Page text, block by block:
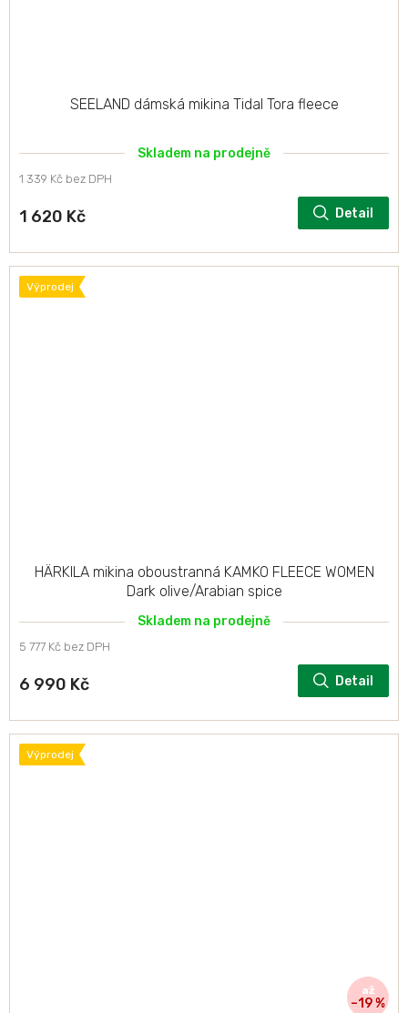
SEELAND dámská mikina Tidal Tora fleece
Skladem na prodejně
1 339 Kč bez DPH
1 620 Kč Detail
Výprodej
HÄRKILA mikina oboustranná KAMKO FLEECE WOMEN
Dark olive/Arabian spice
Skladem na prodejně
5 777 Kč bez DPH
6 990 Kč Detail
Výprodej
až
–19 %